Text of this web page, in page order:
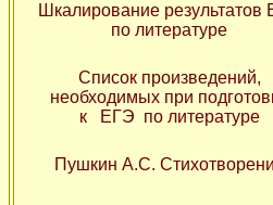
Шкалирование результатов
по литературе
Список произведений,
необходимых при
к ЕГЭ по литературе
Пушкин А.С.